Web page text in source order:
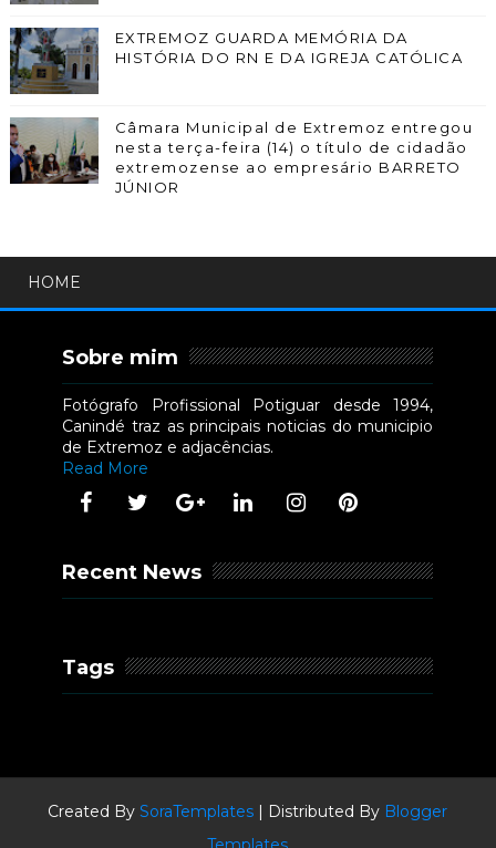
EXTREMOZ GUARDA MEMÓRIA DA
HISTÓRIA DO RN E DA IGREJA CATÓLICA
Câmara Municipal de Extremoz entregou
nesta terça-feira (14) o título de cidadão
extremozense ao empresário BARRETO
JÚNIOR
HOME
Sobre mim
Fotógrafo Profissional Potiguar desde 1994,
Canindé traz as principais noticias do municipio
de Extremoz e adjacências.
Read More
Recent News
Tags
Created BySoraTemplates | Distributed By Blogger